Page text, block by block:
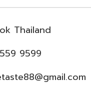
Thailand
9599